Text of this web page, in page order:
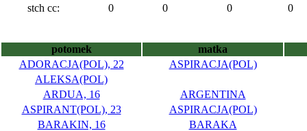
stch cc:
0 0 0 0
potomek
matka
ADORACJA(POL), 22
ASPIRACJA(POL)
ALEKSA(POL)
ARDUA, 16
ARGENTINA
ASPIRANT(POL), 23
ASPIRACJA(POL)
BARAKIN, 16
BARAKA